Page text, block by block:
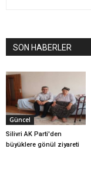
SON HABERLER
Güncel
Silivri AK Parti'den
büyüklere gönül ziyareti